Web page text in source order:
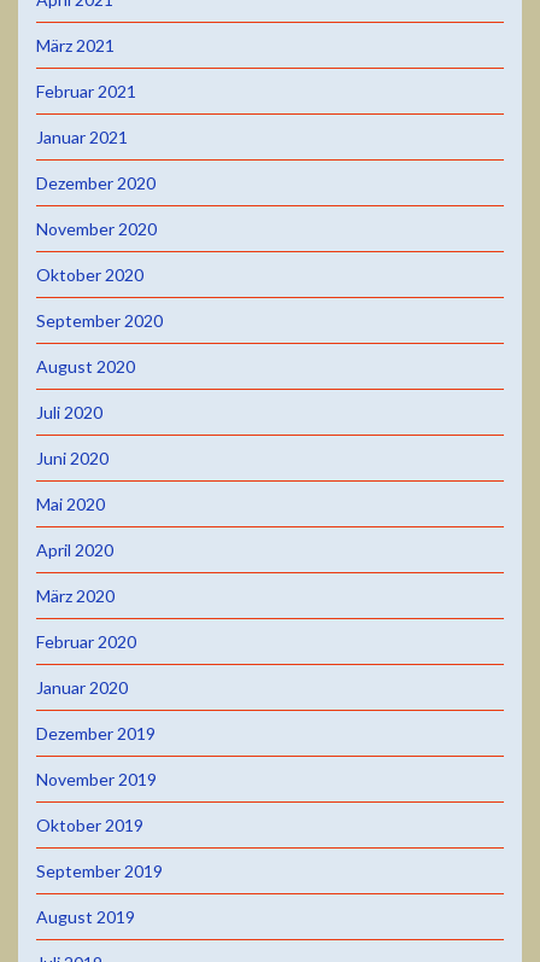
März 2021
Februar 2021
Januar 2021
Dezember 2020
November 2020
Oktober 2020
September 2020
August 2020
Juli 2020
Juni 2020
Mai 2020
April 2020
März 2020
Februar 2020
Januar 2020
Dezember 2019
November 2019
Oktober 2019
September 2019
August 2019